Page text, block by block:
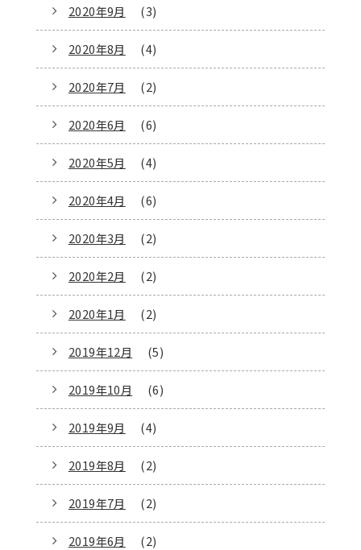
2020年9月 (3)
2020年8月 (4)
2020年7月 (2)
2020年6月 (6)
2020年5月 (4)
2020年4月 (6)
2020年3月 (2)
2020年2月 (2)
2020年1月 (2)
2019年12月 (5)
2019年10月 (6)
2019年9月 (4)
2019年8月 (2)
2019年7月 (2)
2019年6月 (2)